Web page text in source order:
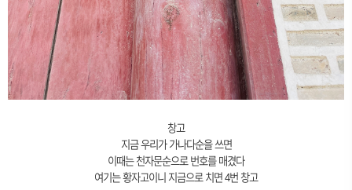
창고
지금 우리가 가나다순을 쓰면
이때는 천자문순으로 번호를 매겼다
여기는 황자고이니 지금으로 치면 4번 창고